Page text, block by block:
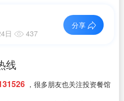
日 437
分享
线
，很多朋友也关注投资餐馆